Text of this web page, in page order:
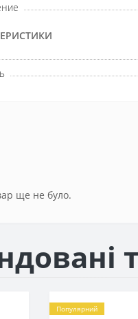
ще не було.
Популярний